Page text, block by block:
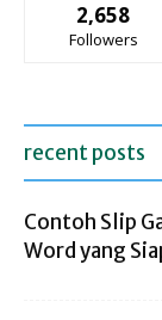
2,658
Followers
recent posts
Contoh Slip
Word yang